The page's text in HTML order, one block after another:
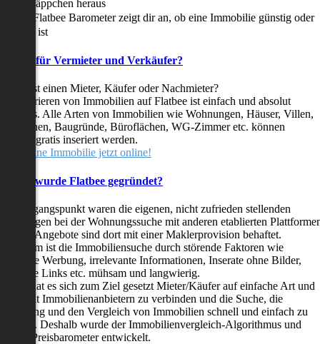
Schnäppchen heraus
Der Flatbee Barometer zeigt dir an, ob eine Immobilie günstig oder
teuer ist
für Vermieter und Verkäufer?
suchst einen Mieter, Käufer oder Nachmieter?
Inserieren von Immobilien auf Flatbee ist einfach und absolut
Alle Arten von Immobilien wie Wohnungen, Häuser, Villen,
Baugründe, Büroflächen, WG-Zimmer etc. können
gratis inseriert werden.
deine Immobilie jetzt online!
wurde Flatbee gegründet?
Ausgangspunkt waren die eigenen, nicht zufrieden stellenden
bei der Wohnungssuche mit anderen etablierten
alle Angebote sind dort mit einer Maklerprovision behaftet.
ist die Immobiliensuche durch störende Faktoren wie
Werbung, irrelevante Informationen, Inserate ohne Bilder,
Links etc. mühsam und langwierig.
hat es sich zum Ziel gesetzt Mieter/Käufer auf einfache Art und
mit Immobilienanbietern zu verbinden und die Suche, die
und den Vergleich von Immobilien schnell und einfach zu
Deshalb wurde der Immobilienvergleich-Algorithmus und
Preisbarometer entwickelt.